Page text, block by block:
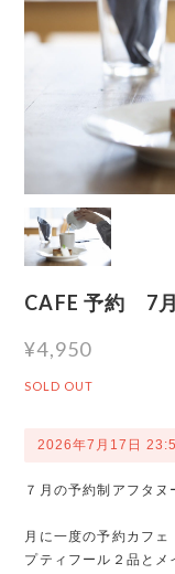
CAFE 予約 7月
¥4,950
SOLD OUT
2026年7月17日
７月の予約制アフタ
月に一度の予約カフェ
プティフール２品とメ